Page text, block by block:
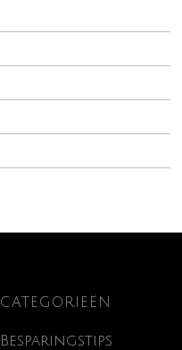
CATEGORIEËN
Besparingstips